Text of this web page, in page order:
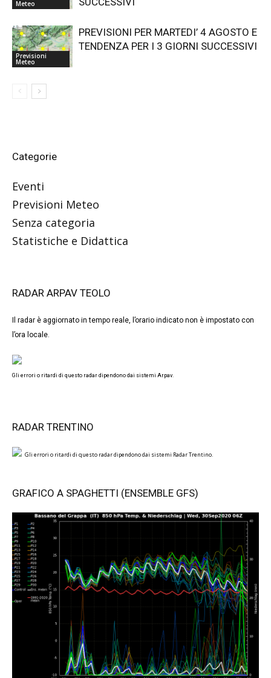
Meteo
Previsioni
Meteo
PREVISIONI PER MARTEDI’ 4 AGOSTO E
TENDENZA PER I 3 GIORNI SUCCESSIVI
Categorie
Eventi
Previsioni Meteo
Senza categoria
Statistiche e Didattica
RADAR ARPAV TEOLO
Il radar è aggiornato in tempo reale, l’orario indicato non è impostato con
l’ora locale.
Gli errori o ritardi di questo radar dipendono dai sistemi Arpav.
RADAR TRENTINO
Gli errori o ritardi di questo radar dipendono dai sistemi Radar Trentino.
GRAFICO A SPAGHETTI (ENSEMBLE GFS)